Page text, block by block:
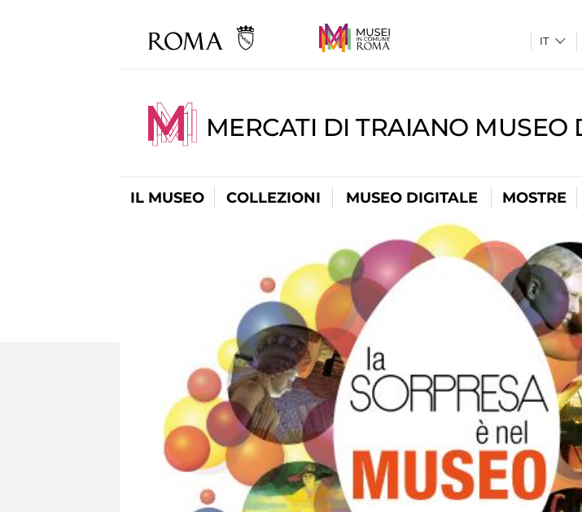
MERCATI DI TRAIANO MUSEO
IL MUSEO COLLEZIONI MUSEO DIGITALE MOSTRE